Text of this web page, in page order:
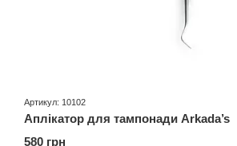
Артикул: 10102
Аплікатор для тампонади Arkada’s
580 грн